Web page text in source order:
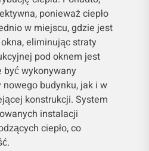
ponieważ ciepło
w miejscu, gdzie jest
eliminując straty
pod oknem jest
być wykonywany
budynku, jak i w
konstrukcji. System
instalacji
ciepło, co